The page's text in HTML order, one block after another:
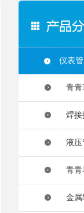
仪表
青青
焊接
液压
青青
金属